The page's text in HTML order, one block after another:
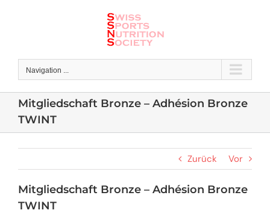
Navigation ...
Mitgliedschaft Bronze – Adhésion Bronze
TWINT
Zurück Vor
Mitgliedschaft Bronze – Adhésion Bronze
TWINT